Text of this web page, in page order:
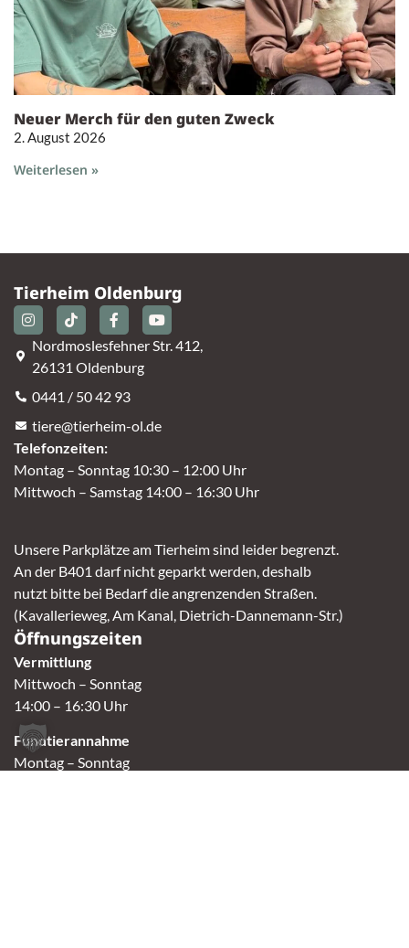
Neuer Merch für den guten Zweck
2. August 2026
Weiterlesen »
Tierheim Oldenburg
Nordmoslesfehner Str. 412,
26131 Oldenburg
0441 / 50 42 93
tiere@tierheim-ol.de
Telefonzeiten:
Montag – Sonntag 10:30 – 12:00 Uhr
Mittwoch – Samstag 14:00 – 16:30 Uhr
Unsere Parkplätze am Tierheim sind leider begrenzt.
An der B401 darf nicht geparkt werden, deshalb
nutzt bitte bei Bedarf die angrenzenden Straßen.
(Kavallerieweg, Am Kanal, Dietrich-Dannemann-Str.)
Öffnungszeiten
Vermittlung
Mittwoch – Sonntag
14:00 – 16:30 Uhr
Fundtierannahme
Montag – Sonntag